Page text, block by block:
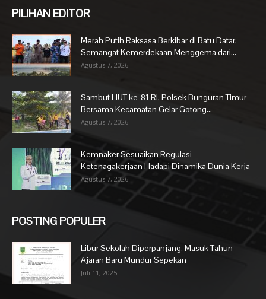
PILIHAN EDITOR
Merah Putih Raksasa Berkibar di Batu Datar,
Semangat Kemerdekaan Menggema dari...
Agustus 7, 2026
Sambut HUT ke-81 RI, Polsek Bunguran Timur
Bersama Kecamatan Gelar Gotong...
Agustus 7, 2026
Kemnaker Sesuaikan Regulasi
Ketenagakerjaan Hadapi Dinamika Dunia Kerja
Agustus 7, 2026
POSTING POPULER
Libur Sekolah Diperpanjang, Masuk Tahun
Ajaran Baru Mundur Sepekan
Juli 11, 2025